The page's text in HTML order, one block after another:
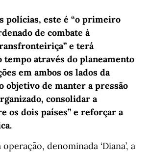
polícias, este é “o primeiro
de combate à
e terá
tempo através do planeamento
em ambos os lados da
objetivo de manter a pressão
consolidar a
os dois países” e reforçar a
denominada ‘Diana’, a